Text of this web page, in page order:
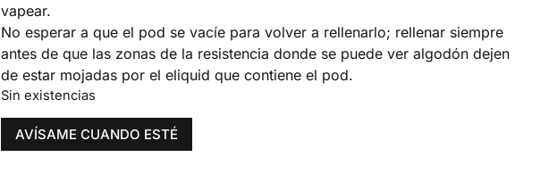
vapear.
No esperar a que el pod se vacíe para volver a rellenarlo; rellenar siempre
antes de que las zonas de la resistencia donde se puede ver algodón dejen
de estar mojadas por el eliquid que contiene el pod.
Sin existencias
AVÍSAME CUANDO ESTÉ